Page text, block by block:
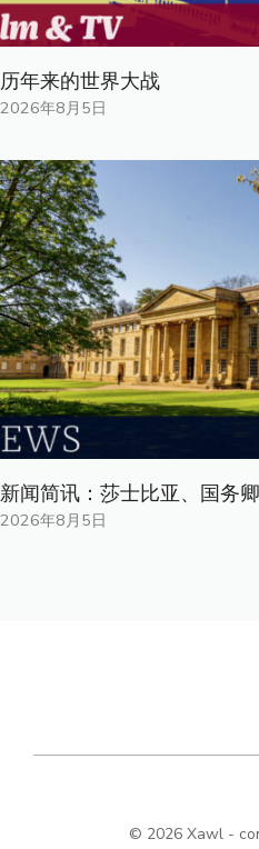
历年来的世界大战
2026年8月5日
新闻简讯：莎士比亚、国务
2026年8月5日
© 2026 Xawl -